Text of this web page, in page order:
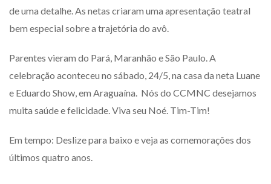
de uma detalhe. As netas criaram uma apresentação teatral
bem especial sobre a trajetória do avô.
Parentes vieram do Pará, Maranhão e São Paulo. A
celebração aconteceu no sábado, 24/5, na casa da neta Luane
e Eduardo Show, em Araguaína. Nós do CCMNC desejamos
muita saúde e felicidade. Viva seu Noé. Tim-Tim!
Em tempo: Deslize para baixo e veja as comemorações dos
últimos quatro anos.